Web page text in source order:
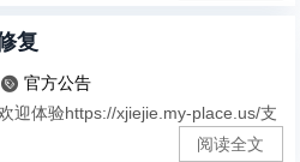
复
 官方公告
迎体验https://xjiejie.my-place.us/支
阅读全文